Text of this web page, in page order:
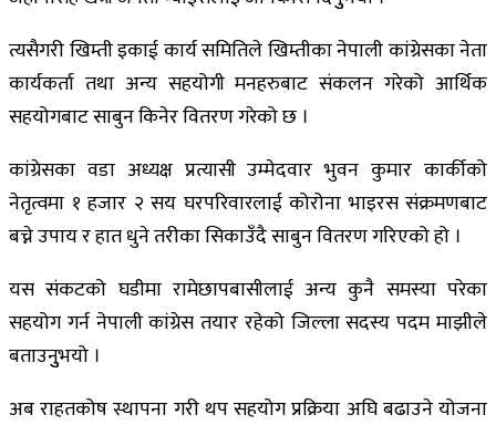
त्यसैगरी खिम्ती इकाई कार्य समितिले खिम्तीका नेपाली कांग्रेसका नेता
कार्यकर्ता तथा अन्य सहयोगी मनहरुबाट संकलन गरेको आर्थिक
सहयोगबाट साबुन किनेर वितरण गरेको छ ।
कांग्रेसका वडा अध्यक्ष प्रत्यासी उम्मेदवार भुवन कुमार कार्कीको
नेतृत्वमा १ हजार २ सय घरपरिवारलाई कोरोना भाइरस संक्रमणबाट
बच्ने उपाय र हात धुने तरीका सिकाउँदै साबुन वितरण गरिएको हो ।
यस संकटको घडीमा रामेछापबासीलाई अन्य कुनै समस्या परेका
सहयोग गर्न नेपाली कांग्रेस तयार रहेको जिल्ला सदस्य पदम माझीले
बताउनुुभयो ।
अब राहतकोष स्थापना गरी थप सहयोग प्रक्रिया अघि बढाउने योजना